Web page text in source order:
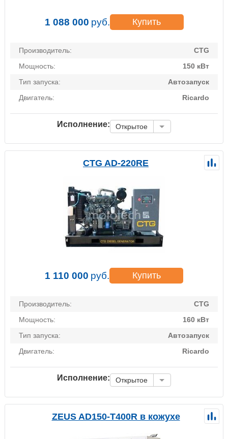
1 088 000 руб. Купить
Производитель:
CTG
Мощность:
150 кВт
Тип запуска:
Автозапуск
Двигатель:
Ricardo
Исполнение: Открытое
CTG AD-220RE
1 110 000 руб. Купить
Производитель:
CTG
Мощность:
160 кВт
Тип запуска:
Автозапуск
Двигатель:
Ricardo
Исполнение: Открытое
ZEUS AD150-T400R в кожухе